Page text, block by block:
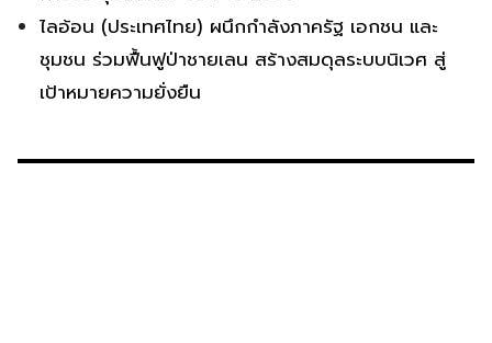
ไลอ้อน (ประเทศไทย) ผนึกกำลังภาครัฐ เอกชน และ
ชุมชน ร่วมฟื้นฟูป่าชายเลน สร้างสมดุลระบบนิเวศ สู่
เป้าหมายความยั่งยืน